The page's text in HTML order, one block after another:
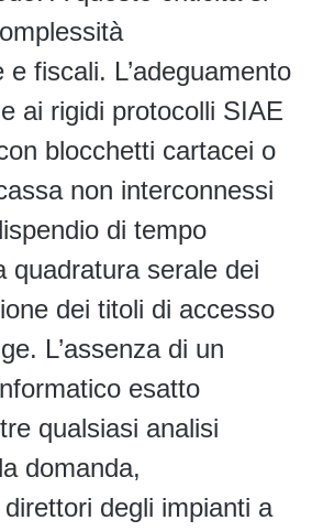
fiscali. L’adeguamento
ai rigidi protocolli SIAE
blocchetti cartacei o
non interconnessi
di tempo
quadratura serale dei
dei titoli di accesso
L’assenza di un
esatto
qualsiasi analisi
domanda,
degli impianti a